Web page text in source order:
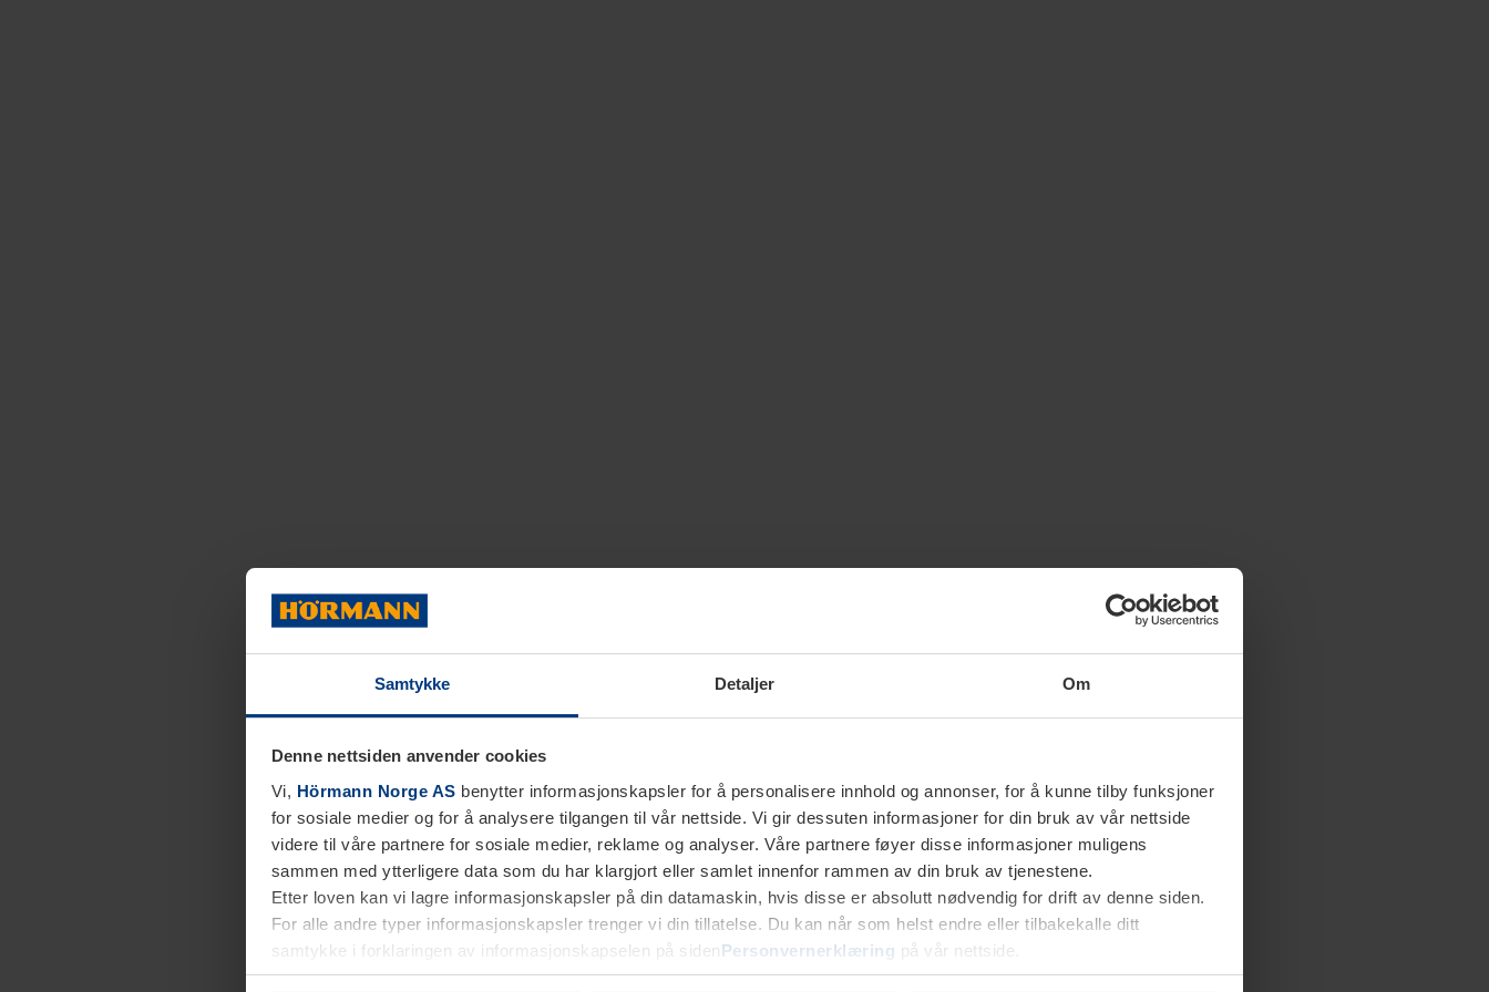
Samtykke Detaljer Om
Denne nettsiden anvender cookies
Vi, Hörmann Norge AS benytter informasjonskapsler for å personalisere innhold og annonser, for å kunne tilby funksjoner
for sosiale medier og for å analysere tilgangen til vår nettside. Vi gir dessuten informasjoner for din bruk av vår nettside
videre til våre partnere for sosiale medier, reklame og analyser. Våre partnere føyer disse informasjoner muligens
sammen med ytterligere data som du har klargjort eller samlet innenfor rammen av din bruk av tjenestene.
Etter loven kan vi lagre informasjonskapsler på din datamaskin, hvis disse er absolutt nødvendig for drift av denne siden.
For alle andre typer informasjonskapsler trenger vi din tillatelse. Du kan når som helst endre eller tilbakekalle ditt
samtykke i forklaringen av informasjonskapselen på sidenPersonvernerklæring på vår nettside.